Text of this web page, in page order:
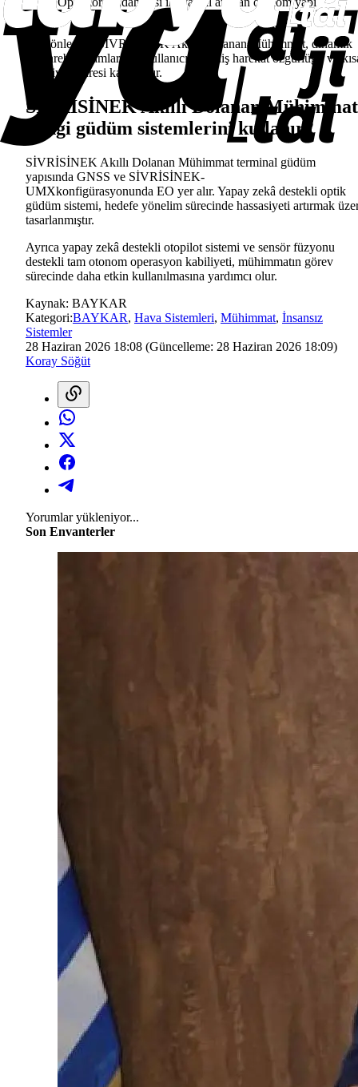
Hızlı, hassas ve etkili görev icrası
Bu yönleriyle
SİVRİSİNEK Akıllı Dolanan Mühimmat, dinamik
muharebe ortamlarında kullanıcıya geniş harekât özgürlüğü ve
reaksiyon süresi kazandırır.
SİVRİSİNEK Akıllı Dolanan Mühimmat
hangi güdüm sistemlerini kullanır?
SİVRİSİNEK Akıllı Dolanan Mühimmat terminal güdüm
yapısında GNSS ve SİVRİSİNEK-
UMXkonfigürasyonunda EO yer alır. Yapay zekâ destekli optik
güdüm sistemi, hedefe yönelim sürecinde hassasiyeti artırmak
tasarlanmıştır.
Ayrıca yapay zekâ destekli otopilot sistemi ve sensör füzyonu
destekli tam otonom operasyon kabiliyeti, mühimmatın görev
sürecinde daha etkin kullanılmasına yardımcı olur.
Kaynak: BAYKAR
Kategori:BAYKAR, Hava Sistemleri, Mühimmat, İnsansız
Sistemler
28 Haziran 2026 18:08 (Güncelleme: 28 Haziran 2026 18:09)
Koray Söğüt
Yorumlar yükleniyor...
Son Envanterler